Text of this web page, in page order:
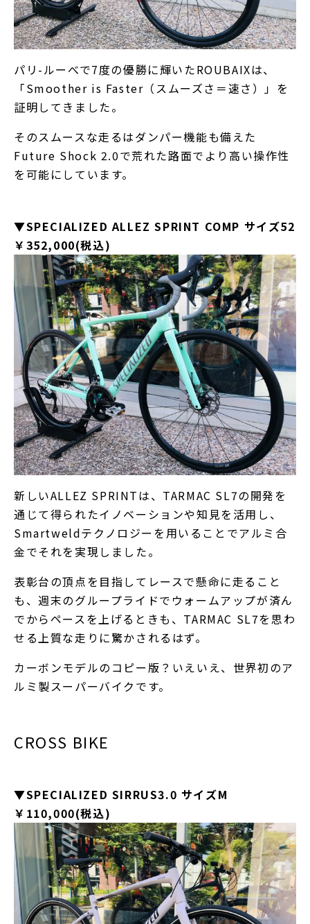
パリ-ルーべで7度の優勝に輝いたROUBAIXは、
「Smoother is Faster（スムーズさ＝速さ）」を
証明してきました。
そのスムースな走るはダンパー機能も備えた
Future Shock 2.0で荒れた路面でより高い操作性
を可能にしています。
▼SPECIALIZED ALLEZ SPRINT COMP サイズ52
￥352,000(税込)
新しいALLEZ SPRINTは、TARMAC SL7の開発を
通じて得られたイノベーションや知見を活用し、
Smartweldテクノロジーを用いることでアルミ合
金でそれを実現しました。
表彰台の頂点を目指してレースで懸命に走ること
も、週末のグループライドでウォームアップが済ん
でからペースを上げるときも、TARMAC SL7を思わ
せる上質な走りに驚かされるはず。
カーボンモデルのコピー版？いえいえ、世界初のア
ルミ製スーパーバイクです。
CROSS BIKE
▼SPECIALIZED SIRRUS3.0 サイズM
￥110,000(税込)